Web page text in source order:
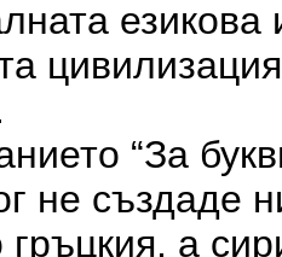
“За
не създаде
а